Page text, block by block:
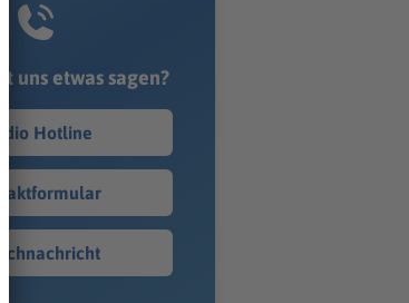
uns etwas sagen?
Hotline